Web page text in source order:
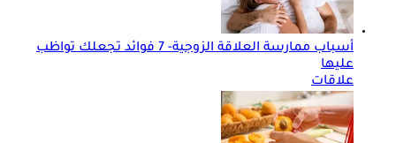
أسباب ممارسة العلاقة الزوجية- 7 فوائد تجعلك تواظب
عليها
علاقات